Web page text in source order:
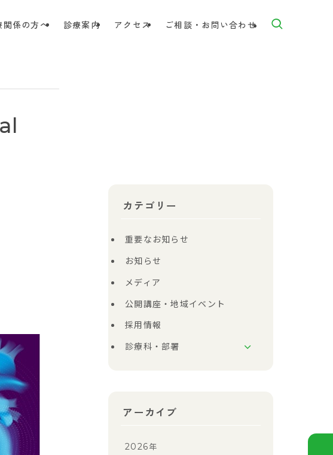
関係の方へ 診療案内 アクセス ご相談・お問い合わせ
カテゴリー
重要なお知らせ
お知らせ
メディア
公開講座・地域イベント
採用情報
診療科・部署
アーカイブ
2026年